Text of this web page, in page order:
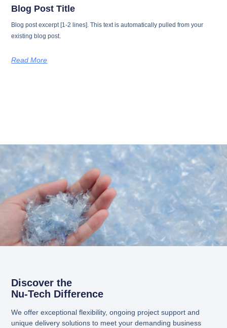
Blog Post Title
Blog post excerpt [1-2 lines]. This text is automatically pulled from your
existing blog post.
Read More
Discover the
Nu-Tech Difference
We offer exceptional flexibility, ongoing project support and
unique delivery solutions to meet your demanding business